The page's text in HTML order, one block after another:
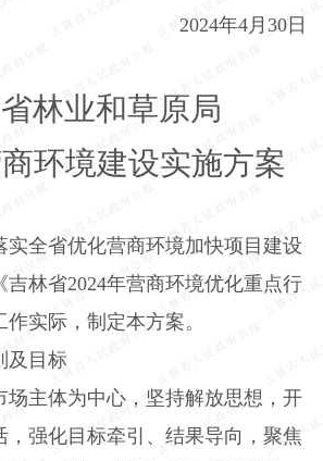
2024年4 月 30日
林业和草原局
环境建设实施方案
实全省优化营商环境加快项目建设
吉林省2024年营商环境优化重点行
实际，制定本方案。
及目标
场主体为中心，坚持解放思想，开
，强化目标牵引、结果导向，聚焦